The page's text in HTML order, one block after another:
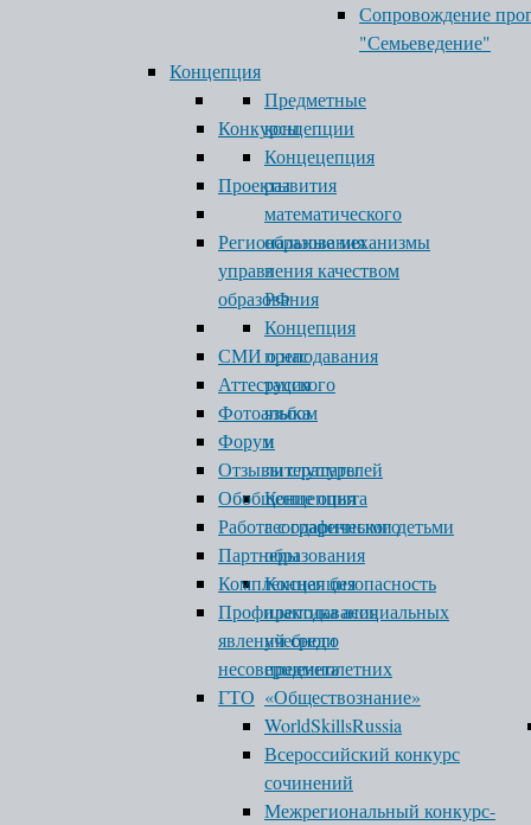
Сопровождение
"Семьеведение"
Концепция
Предметные
концепции
Концецепция
развития
математического
образования
в
РФ
Концепция
преподавания
русского
языка
и
литературы
Концепция
географического
образования
Концепция
преподавания
учебного
предмета
«Обществознание»
Конкурсы
WorldSkillsRussia
Всероссийский конкурс
сочинений
Межрегиональный конкурс-
Проекты
Региональные механизмы
управления качеством
образования
СМИ о нас
Аттестация
Фотоальбом
Форум
Отзывы слушателей
Обобщение опыта
Работа с одаренными детьми
Партнеры
Комплексная безопасность
Профилактика асоциальных
явлений среди
несовершеннолетних
ГТО